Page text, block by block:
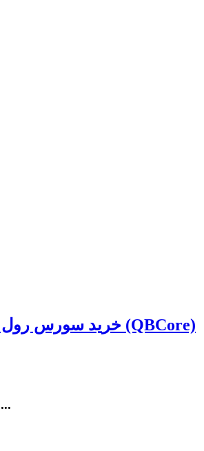
خرید سورس رول پلی فایوام (QBCore)
محصولات ویــــژه ...